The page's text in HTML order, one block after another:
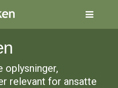
oplysninger,
relevant for ansatte